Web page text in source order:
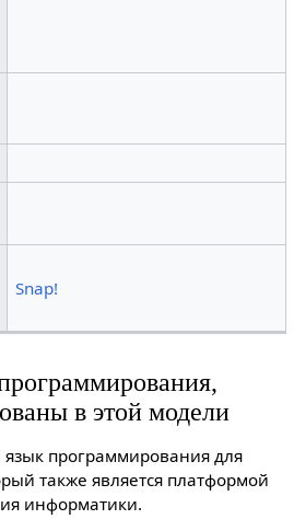
Snap!
в этой модели
язык программирования для
также является платформой
информатики.